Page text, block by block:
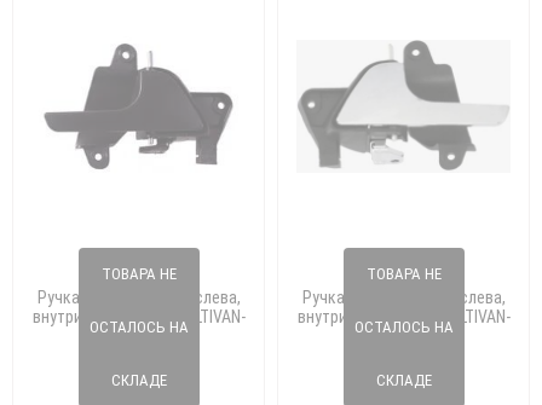
ТОВАРА НЕ
ОСТАЛОСЬ НА
СКЛАДЕ
Ручка двери спереди слева,
внутри, черный T5- MULTIVAN-
CARAVELLE 0414
7H0 837 1139B9
ТОВАРА НЕ
ОСТАЛОСЬ НА
СКЛАДЕ
Ручка двери спереди слева,
внутри, черный T5- MULTIVAN-
CARAVELLE 0414
7H0 837 1139B9